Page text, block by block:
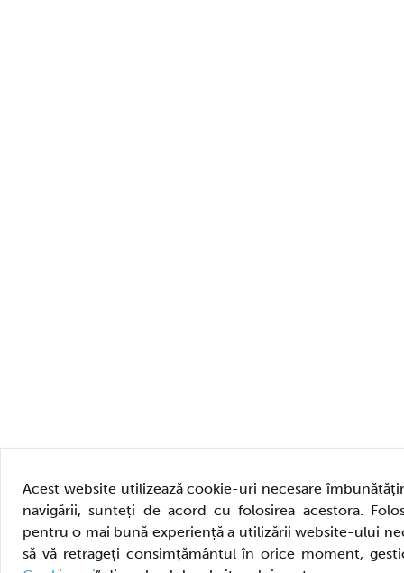
Acest website utilizează cookie-uri necesare
navigării, sunteți de acord cu folosirea acestora.
pentru o mai bună experiență a utilizării website-ului
să vă retrageți consimțământul în orice moment,